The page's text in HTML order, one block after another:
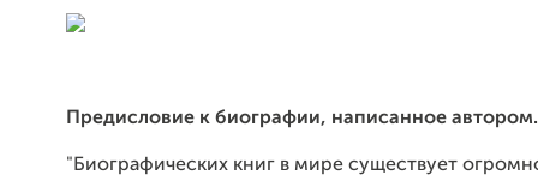
Предисловие к биографии, написанное автором.
"Биографических книг в мире существует